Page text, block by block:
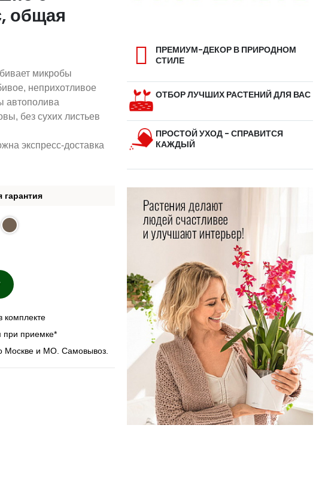
общая
микробы
неприхотливое
автополива
без сухих листьев
экспресс-доставка
гарантия
комплекте
при приемке*
Москве и МО. Самовывоз.
ПРЕМИУМ-ДЕКОР В ПРИРОДНОМ
СТИЛЕ
ОТБОР ЛУЧШИХ РАСТЕНИЙ ДЛЯ ВАС
ПРОСТОЙ УХОД - СПРАВИТСЯ
КАЖДЫЙ